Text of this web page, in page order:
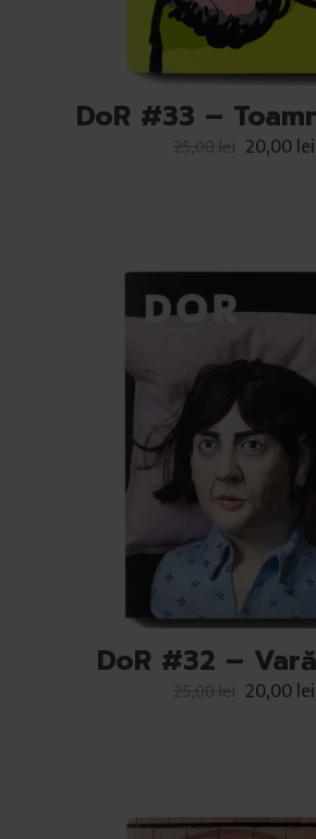
DoR #33 –
25,00lei 20,00lei
DoR #32 –
25,00lei 20,00lei